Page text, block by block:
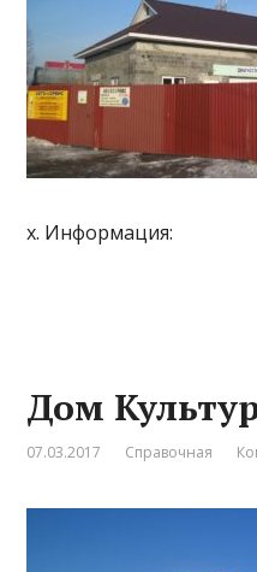
х. Информация:
Дом
07.03.2017 Справочная